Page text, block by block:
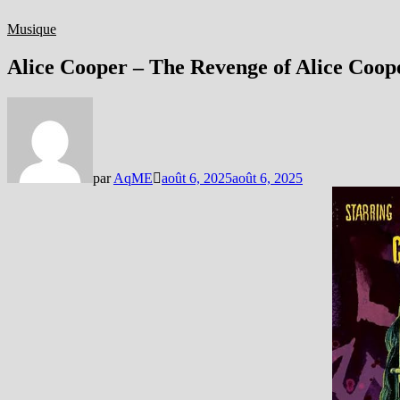
Musique
Alice Cooper – The Revenge of Alice
parAqME août 6, 2025août 6, 2025